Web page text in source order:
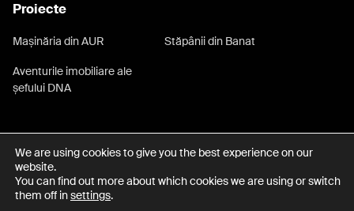
Proiecte
Mașinăria din AUR Stăpânii din Banat
Aventurile imobiliare ale
șefului DNA
© Copyright Rise Project 2026
We are using cookies to give you the best experience on our
website.
You can find out more about which cookies we are using or switch
them off insettings.